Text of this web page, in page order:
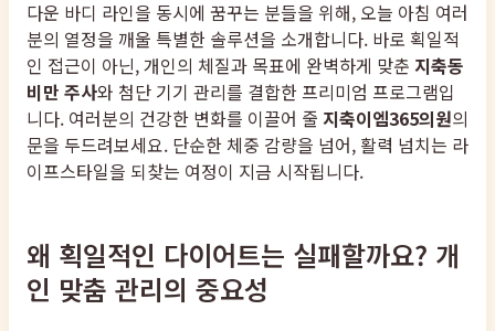
다운 바디 라인을 동시에 꿈꾸는 분들을 위해, 오늘 아침 여러
분의 열정을 깨울 특별한 솔루션을 소개합니다. 바로 획일적
인 접근이 아닌, 개인의 체질과 목표에 완벽하게 맞춘 지축동
비만 주사와 첨단 기기 관리를 결합한 프리미엄 프로그램입
니다. 여러분의 건강한 변화를 이끌어 줄 지축이엠365의원의
문을 두드려보세요. 단순한 체중 감량을 넘어, 활력 넘치는 라
이프스타일을 되찾는 여정이 지금 시작됩니다.
왜 획일적인 다이어트는 실패할까요? 개
인 맞춤 관리의 중요성